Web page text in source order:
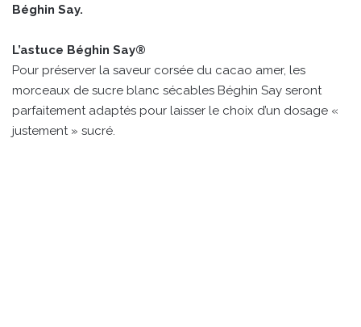
Béghin Say.
L’astuce Béghin Say®
Pour préserver la saveur corsée du cacao amer, les
morceaux de sucre blanc sécables Béghin Say seront
parfaitement adaptés pour laisser le choix d’un dosage «
justement » sucré.